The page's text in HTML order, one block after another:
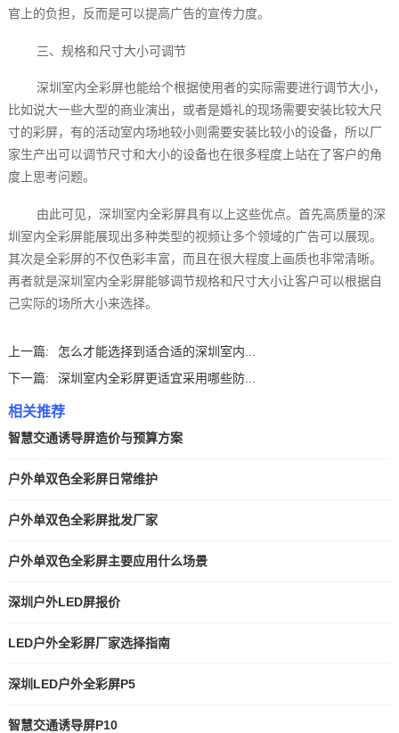
官上的负担，反而是可以提高广告的宣传力度。
三、规格和尺寸大小可调节
深圳室内全彩屏也能给个根据使用者的实际需要进行调节大小，
比如说大一些大型的商业演出，或者是婚礼的现场需要安装比较大尺
寸的彩屏，有的活动室内场地较小则需要安装比较小的设备，所以厂
家生产出可以调节尺寸和大小的设备也在很多程度上站在了客户的角
度上思考问题。
由此可见，深圳室内全彩屏具有以上这些优点。首先高质量的深
圳室内全彩屏能展现出多种类型的视频让多个领域的广告可以展现。
其次是全彩屏的不仅色彩丰富，而且在很大程度上画质也非常清晰。
再者就是深圳室内全彩屏能够调节规格和尺寸大小让客户可以根据自
己实际的场所大小来选择。
上一篇:
怎么才能选择到适合适的深圳室内...
下一篇:
深圳室内全彩屏更适宜采用哪些防...
相关推荐
智慧交通诱导屏造价与预算方案
户外单双色全彩屏日常维护
户外单双色全彩屏批发厂家
户外单双色全彩屏主要应用什么场景
深圳户外LED屏报价
LED户外全彩屏厂家选择指南
深圳LED户外全彩屏P5
智慧交通诱导屏P10